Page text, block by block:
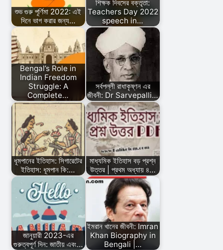
শুভ গুরু পূর্ণিমা 2022: এই
দিনে ভাগ করার জন্য…
শিক্ষক দিবসের বক্তৃতা:
Teachers Day 2022
speech in…
Bengal’s Role in
Indian Freedom
Struggle: A
Complete…
সর্বপল্লী রাধাকৃষ্ণন এর
জীবনী: Dr Sarvepalli…
ধূমপানের ইতিহাস: সিগারেটের
ইতিহাস: ধূমপান কি:…
মাধ্যমিক ইতিহাস বড় প্রশ্ন
উত্তর | প্রথম অধ্যায় ৪…
জানুয়ারী 2023-এর
গুরুত্বপূর্ণ দিন: জাতীয় এবং…
ইমরান খানের জীবনী: Imran
Khan Biography in
Bengali |…